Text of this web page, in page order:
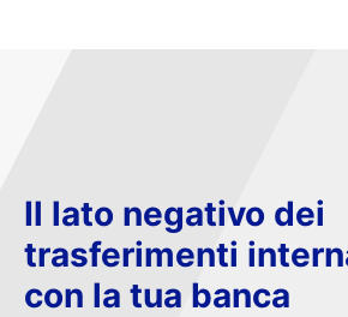
Il lato negativo dei
trasferimenti
con la tua banca